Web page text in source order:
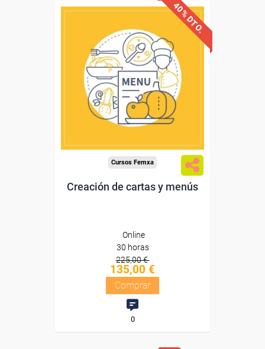
40% DTO.
Descuentos especiales
Sin requisitos de acceso
Diploma
Cursos Femxa
Creación de cartas y menús
Online
30 horas
225,00 €
135,00 €
Comprar
0